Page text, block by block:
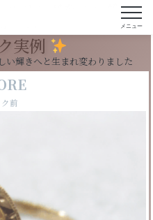
メニュー
ルリングをペンダント
実例
い輝きへと生まれ変わりました
前